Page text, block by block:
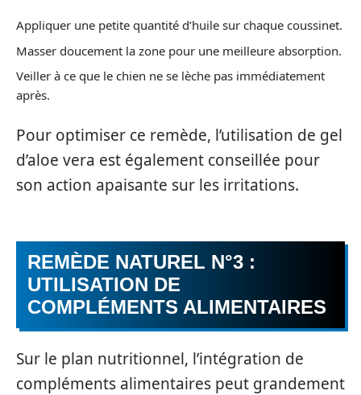
Appliquer une petite quantité d’huile sur chaque coussinet.
Masser doucement la zone pour une meilleure absorption.
Veiller à ce que le chien ne se lèche pas immédiatement
après.
Pour optimiser ce remède, l’utilisation de gel
d’aloe vera est également conseillée pour
son action apaisante sur les irritations.
REMÈDE NATUREL N°3 :
UTILISATION DE
COMPLÉMENTS ALIMENTAIRES
Sur le plan nutritionnel, l’intégration de
compléments alimentaires peut grandement